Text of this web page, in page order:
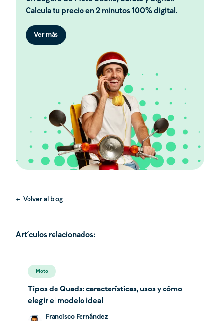
Volver al blog
Calcula tu precio en 2 minutos 100% digital.
Ver más
Artículos relacionados:
Moto
Tipos de Quads: características, usos y cómo
elegir el modelo ideal
Francisco Fernández